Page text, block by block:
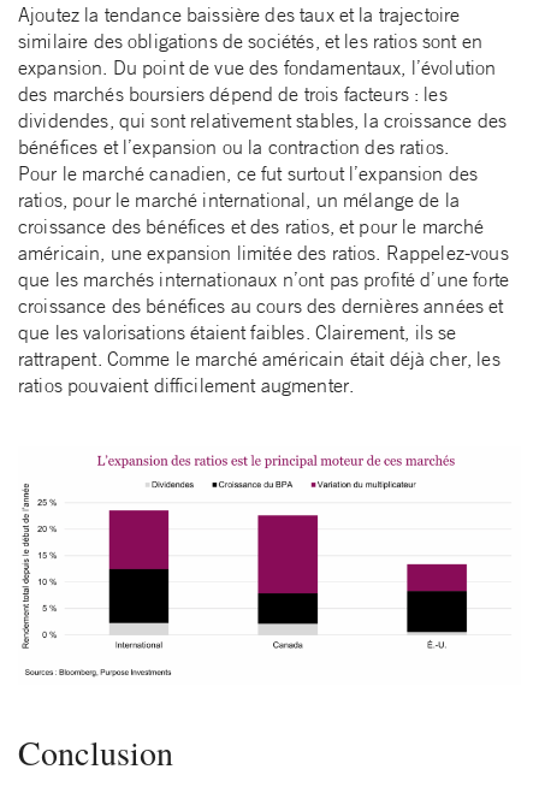
Ajoutez la tendance baissière des taux et la trajectoire
similaire des obligations de sociétés, et les ratios sont en
expansion. Du point de vue des fondamentaux, l’évolution
des marchés boursiers dépend de trois facteurs : les
dividendes, qui sont relativement stables, la croissance des
bénéfices et l’expansion ou la contraction des ratios.
Pour le marché canadien, ce fut surtout l’expansion des
ratios, pour le marché international, un mélange de la
croissance des bénéfices et des ratios, et pour le marché
américain, une expansion limitée des ratios. Rappelez-vous
que les marchés internationaux n’ont pas profité d’une forte
croissance des bénéfices au cours des dernières années et
que les valorisations étaient faibles. Clairement, ils se
rattrapent. Comme le marché américain était déjà cher, les
ratios pouvaient difficilement augmenter.
Conclusion